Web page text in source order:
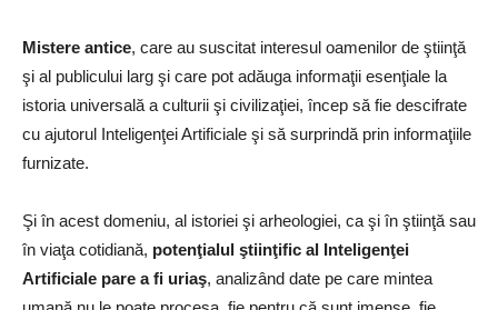
Mistere antice, care au suscitat interesul oamenilor de ştiinţă
şi al publicului larg şi care pot adăuga informaţii esenţiale la
istoria universală a culturii şi civilizaţiei, încep să fie descifrate
cu ajutorul Inteligenţei Artificiale şi să surprindă prin informaţiile
furnizate.
Şi în acest domeniu, al istoriei şi arheologiei, ca şi în ştiinţă sau
în viaţa cotidiană, potenţialul ştiinţific al Inteligenţei
Artificiale pare a fi uriaş, analizând date pe care mintea